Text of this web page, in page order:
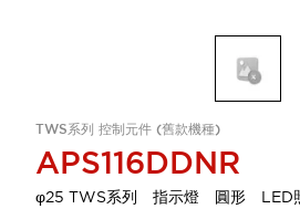
TWS系列 控制元件 (舊款機種)
APS116DDNR
φ25 TWS系列 指示燈 圓形 LED